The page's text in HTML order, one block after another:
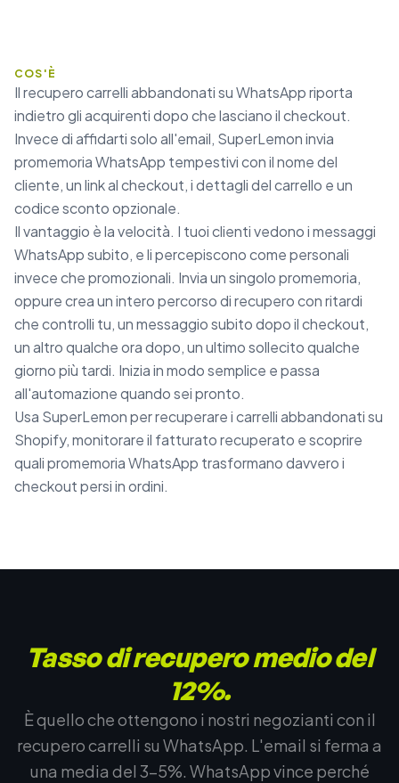
COS'È
Il recupero carrelli abbandonati su WhatsApp riporta
indietro gli acquirenti dopo che lasciano il checkout.
Invece di affidarti solo all'email, SuperLemon invia
promemoria WhatsApp tempestivi con il nome del
cliente, un link al checkout, i dettagli del carrello e un
codice sconto opzionale.
Il vantaggio è la velocità. I tuoi clienti vedono i messaggi
WhatsApp subito, e li percepiscono come personali
invece che promozionali. Invia un singolo promemoria,
oppure crea un intero percorso di recupero con ritardi
che controlli tu, un messaggio subito dopo il checkout,
un altro qualche ora dopo, un ultimo sollecito qualche
giorno più tardi. Inizia in modo semplice e passa
all'automazione quando sei pronto.
Usa SuperLemon per recuperare i carrelli abbandonati su
Shopify, monitorare il fatturato recuperato e scoprire
quali promemoria WhatsApp trasformano davvero i
checkout persi in ordini.
Tasso di recupero medio del
12%.
È quello che ottengono i nostri negozianti con il
recupero carrelli su WhatsApp. L'email si ferma a
una media del 3-5%. WhatsApp vince perché